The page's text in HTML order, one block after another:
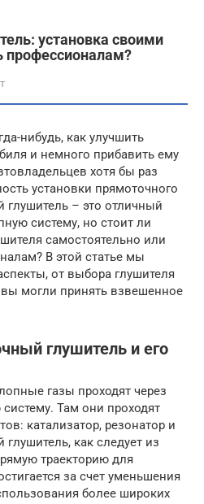
установка своими
профессионалам?
нибудь, как улучшить
и немного прибавить ему
хотя бы раз
установки прямоточного
глушитель – это отличный
систему, но стоит ли
самостоятельно или
В этой статье мы
от выбора глушителя
могли принять взвешенное
глушитель и его
газы проходят через
Там они проходят
катализатор, резонатор и
как следует из
траекторию для
за счет уменьшения
более широких